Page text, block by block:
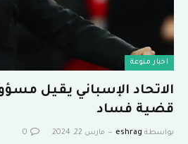
اخبار منوعة
الاتحاد الإسباني يقيل
قضية فساد
بواسطة eshrag مارس 22, 2024 0